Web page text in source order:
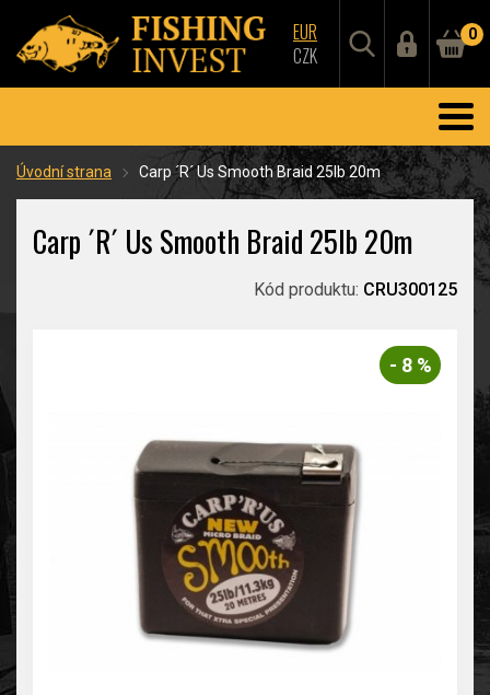
EUR
CZK
0
Úvodní strana Carp ´R´ Us Smooth Braid 25lb 20m
Carp ´R´ Us Smooth Braid 25lb 20m
Kód produktu: CRU300125
- 8 %